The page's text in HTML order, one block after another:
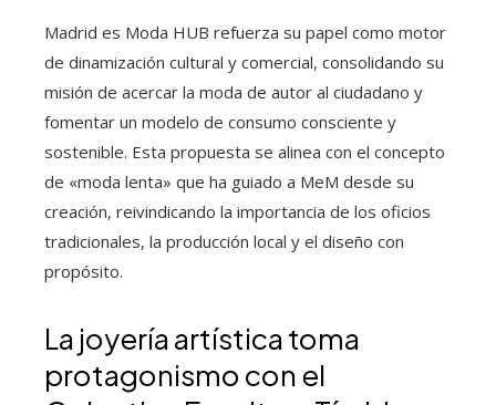
Madrid es Moda HUB refuerza su papel como motor
de dinamización cultural y comercial, consolidando su
misión de acercar la moda de autor al ciudadano y
fomentar un modelo de consumo consciente y
sostenible. Esta propuesta se alinea con el concepto
de «moda lenta» que ha guiado a MeM desde su
creación, reivindicando la importancia de los oficios
tradicionales, la producción local y el diseño con
propósito.
La joyería artística toma
protagonismo con el